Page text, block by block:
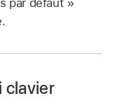
clavier